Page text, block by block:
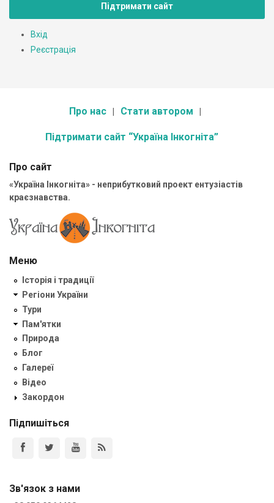
Підтримати сайт
Вхід
Реєстрація
Про нас Стати автором
Підтримати сайт “Україна Інкогніта”
Про сайт
«Україна Інкогніта» - неприбутковий проект ентузіастів
краєзнавства.
Меню
Історія і традиції
Регіони України
Тури
Пам'ятки
Природа
Блог
Галереї
Відео
Закордон
Підпишіться
Зв'язок з нами